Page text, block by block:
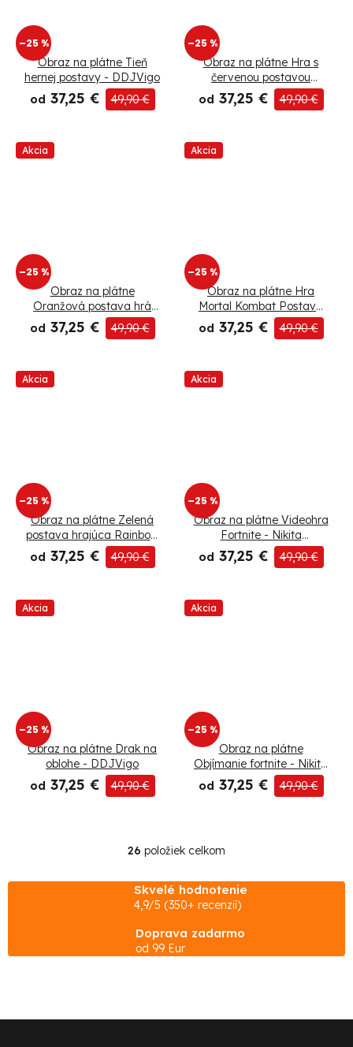
–25 %
Obraz na plátne Tieň
hernej postavy - DDJVigo
od 37,25 € 49,90 €
–25 %
Obraz na plátne Hra s
červenou postavou
Rainbow Six Siege -
SyanArt
od 37,25 € 49,90 €
Akcia
–25 %
Obraz na plátne
Oranžová postava hrá
Rainbow Six Siege -
SyanArt
od 37,25 € 49,90 €
Akcia
–25 %
Obraz na plátne Hra
Mortal Kombat Postava
Sub-Zero - SyanArt
od 37,25 € 49,90 €
Akcia
–25 %
Obraz na plátne Zelená
postava hrajúca Rainbow
Six Siege - SyanArt
od 37,25 € 49,90 €
Akcia
–25 %
Obraz na plátne Videohra
Fortnite - Nikita
Abakumov
od 37,25 € 49,90 €
Akcia
–25 %
Obraz na plátne Drak na
oblohe - DDJVigo
od 37,25 € 49,90 €
Akcia
–25 %
Obraz na plátne
Objímanie fortnite - Nikita
Abakumov
od 37,25 € 49,90 €
O
v
l
d
26 položiek celkom
Skvelé hodnotenie
4,9/5 (350+ recenzií)
Doprava zadarmo
od 99 Eur